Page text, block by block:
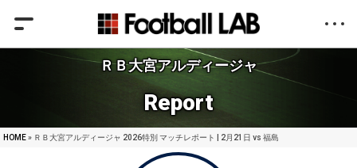
ＲＢ大宮アルディージャ
Report
HOME» ＲＢ大宮アルディージャ 2026特別 マッチレポート | 2月21日 vs 福島